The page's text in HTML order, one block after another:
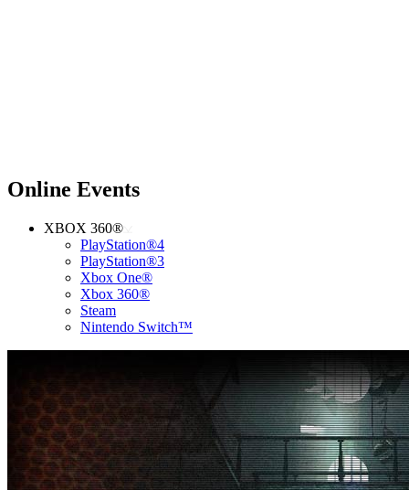
Online Events
XBOX 360®
PlayStation®4
PlayStation®3
Xbox One®
Xbox 360®
Steam
Nintendo Switch™